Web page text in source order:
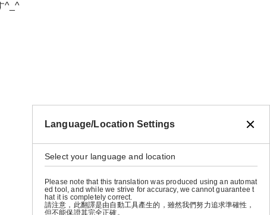
^_^
Language/Location Settings
Select your language and location
Please note that this translation was produced using an automat
ed tool, and while we strive for accuracy, we cannot guarantee t
hat it is completely correct.
請注意，此翻譯是由自動工具產生的，雖然我們努力追求準確性，
但不能保證其完全正確。